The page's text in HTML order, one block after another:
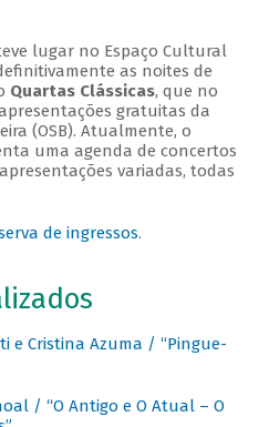
lugar no Espaço Cultural
as noites de
Quartas Clássicas, que no
gratuitas da
(OSB). Atualmente, o
uma agenda de concertos
variadas, todas
de ingressos.
e Cristina Azuma / “Pingue-
/ “O Antigo e O Atual – O